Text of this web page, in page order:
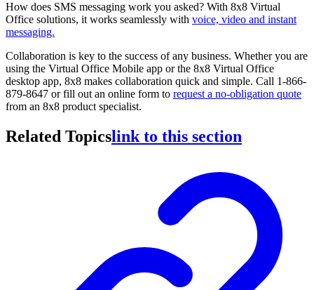
How does SMS messaging work you asked? With 8x8 Virtual
Office solutions, it works seamlessly with voice, video and instant
messaging.
Collaboration is key to the success of any business. Whether you are
using the Virtual Office Mobile app or the 8x8 Virtual Office
desktop app, 8x8 makes collaboration quick and simple. Call 1-866-
879-8647 or fill out an online form to request a no-obligation quote
from an 8x8 product specialist.
Related Topicslink to this section